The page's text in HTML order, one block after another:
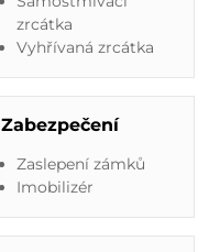
zrcátka
Vyhřívaná zrcátka
Zabezpečení
Zaslepení zámků
Imobilizér